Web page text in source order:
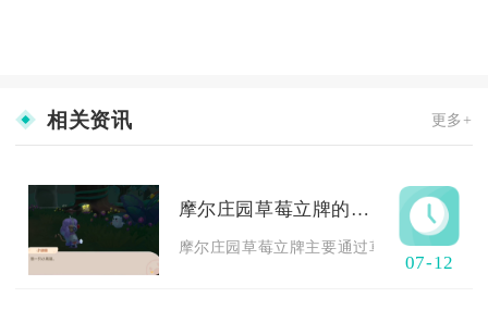
相关资讯 更多+
摩尔庄园草莓立牌的获取方式
摩尔庄园草莓立牌主要通过草莓音乐节联
07-12